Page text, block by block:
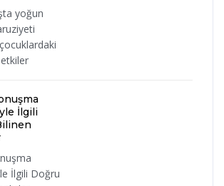
yoğun
İlgili
İlgili Doğru